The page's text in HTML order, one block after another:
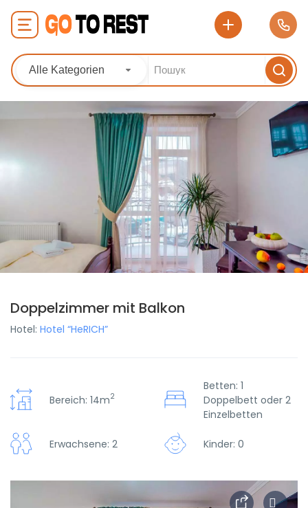
Alle Kategorien
Doppelzimmer mit Balkon
Hotel: Hotel “HeRICH”
Bereich: 14m2
Betten: 1
Doppelbett oder 2
Einzelbetten
Erwachsene: 2 Kinder: 0